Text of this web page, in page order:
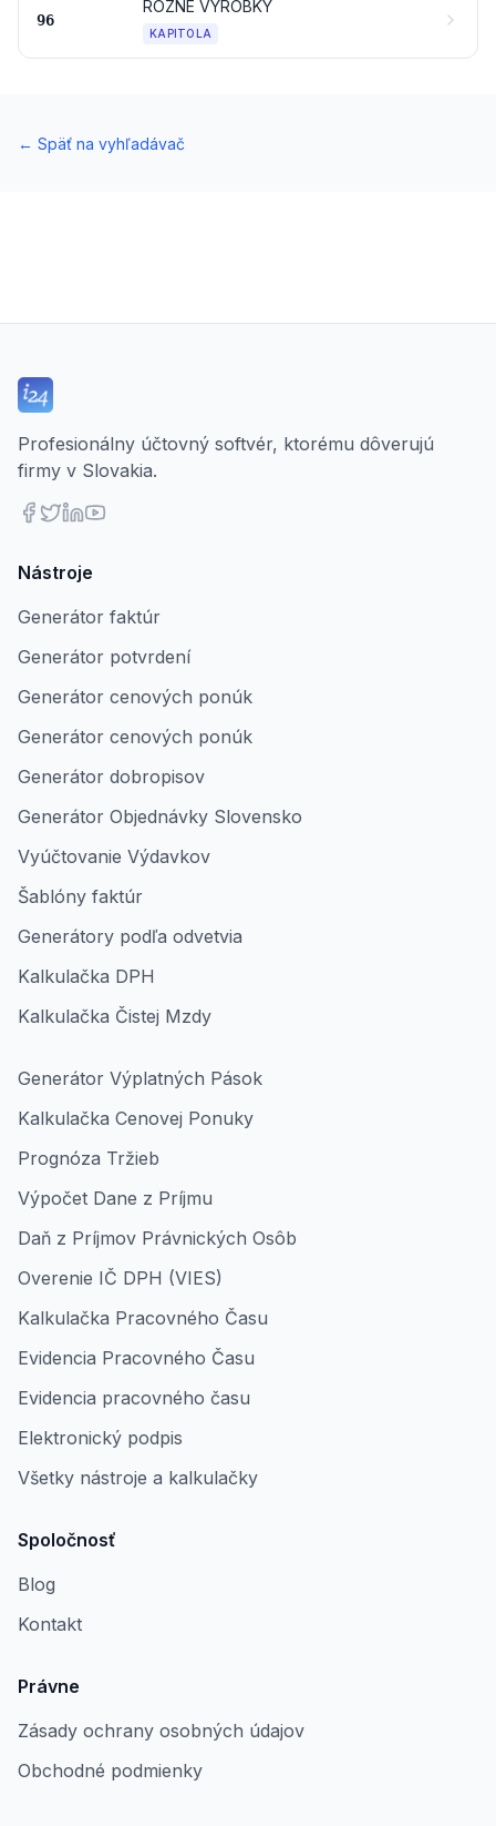
96
RÔZNE VÝROBKY
KAPITOLA
← Späť na vyhľadávač
Profesionálny účtovný softvér, ktorému dôverujú
firmy v Slovakia.
Nástroje
Generátor faktúr
Generátor potvrdení
Generátor cenových ponúk
Generátor cenových ponúk
Generátor dobropisov
Generátor Objednávky Slovensko
Vyúčtovanie Výdavkov
Šablóny faktúr
Generátory podľa odvetvia
Kalkulačka DPH
Kalkulačka Čistej Mzdy
Generátor Výplatných Pások
Kalkulačka Cenovej Ponuky
Prognóza Tržieb
Výpočet Dane z Príjmu
Daň z Príjmov Právnických Osôb
Overenie IČ DPH (VIES)
Kalkulačka Pracovného Času
Evidencia Pracovného Času
Evidencia pracovného času
Elektronický podpis
Všetky nástroje a kalkulačky
Spoločnosť
Blog
Kontakt
Právne
Zásady ochrany osobných údajov
Obchodné podmienky